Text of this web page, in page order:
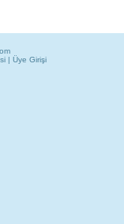
| Üye Girişi